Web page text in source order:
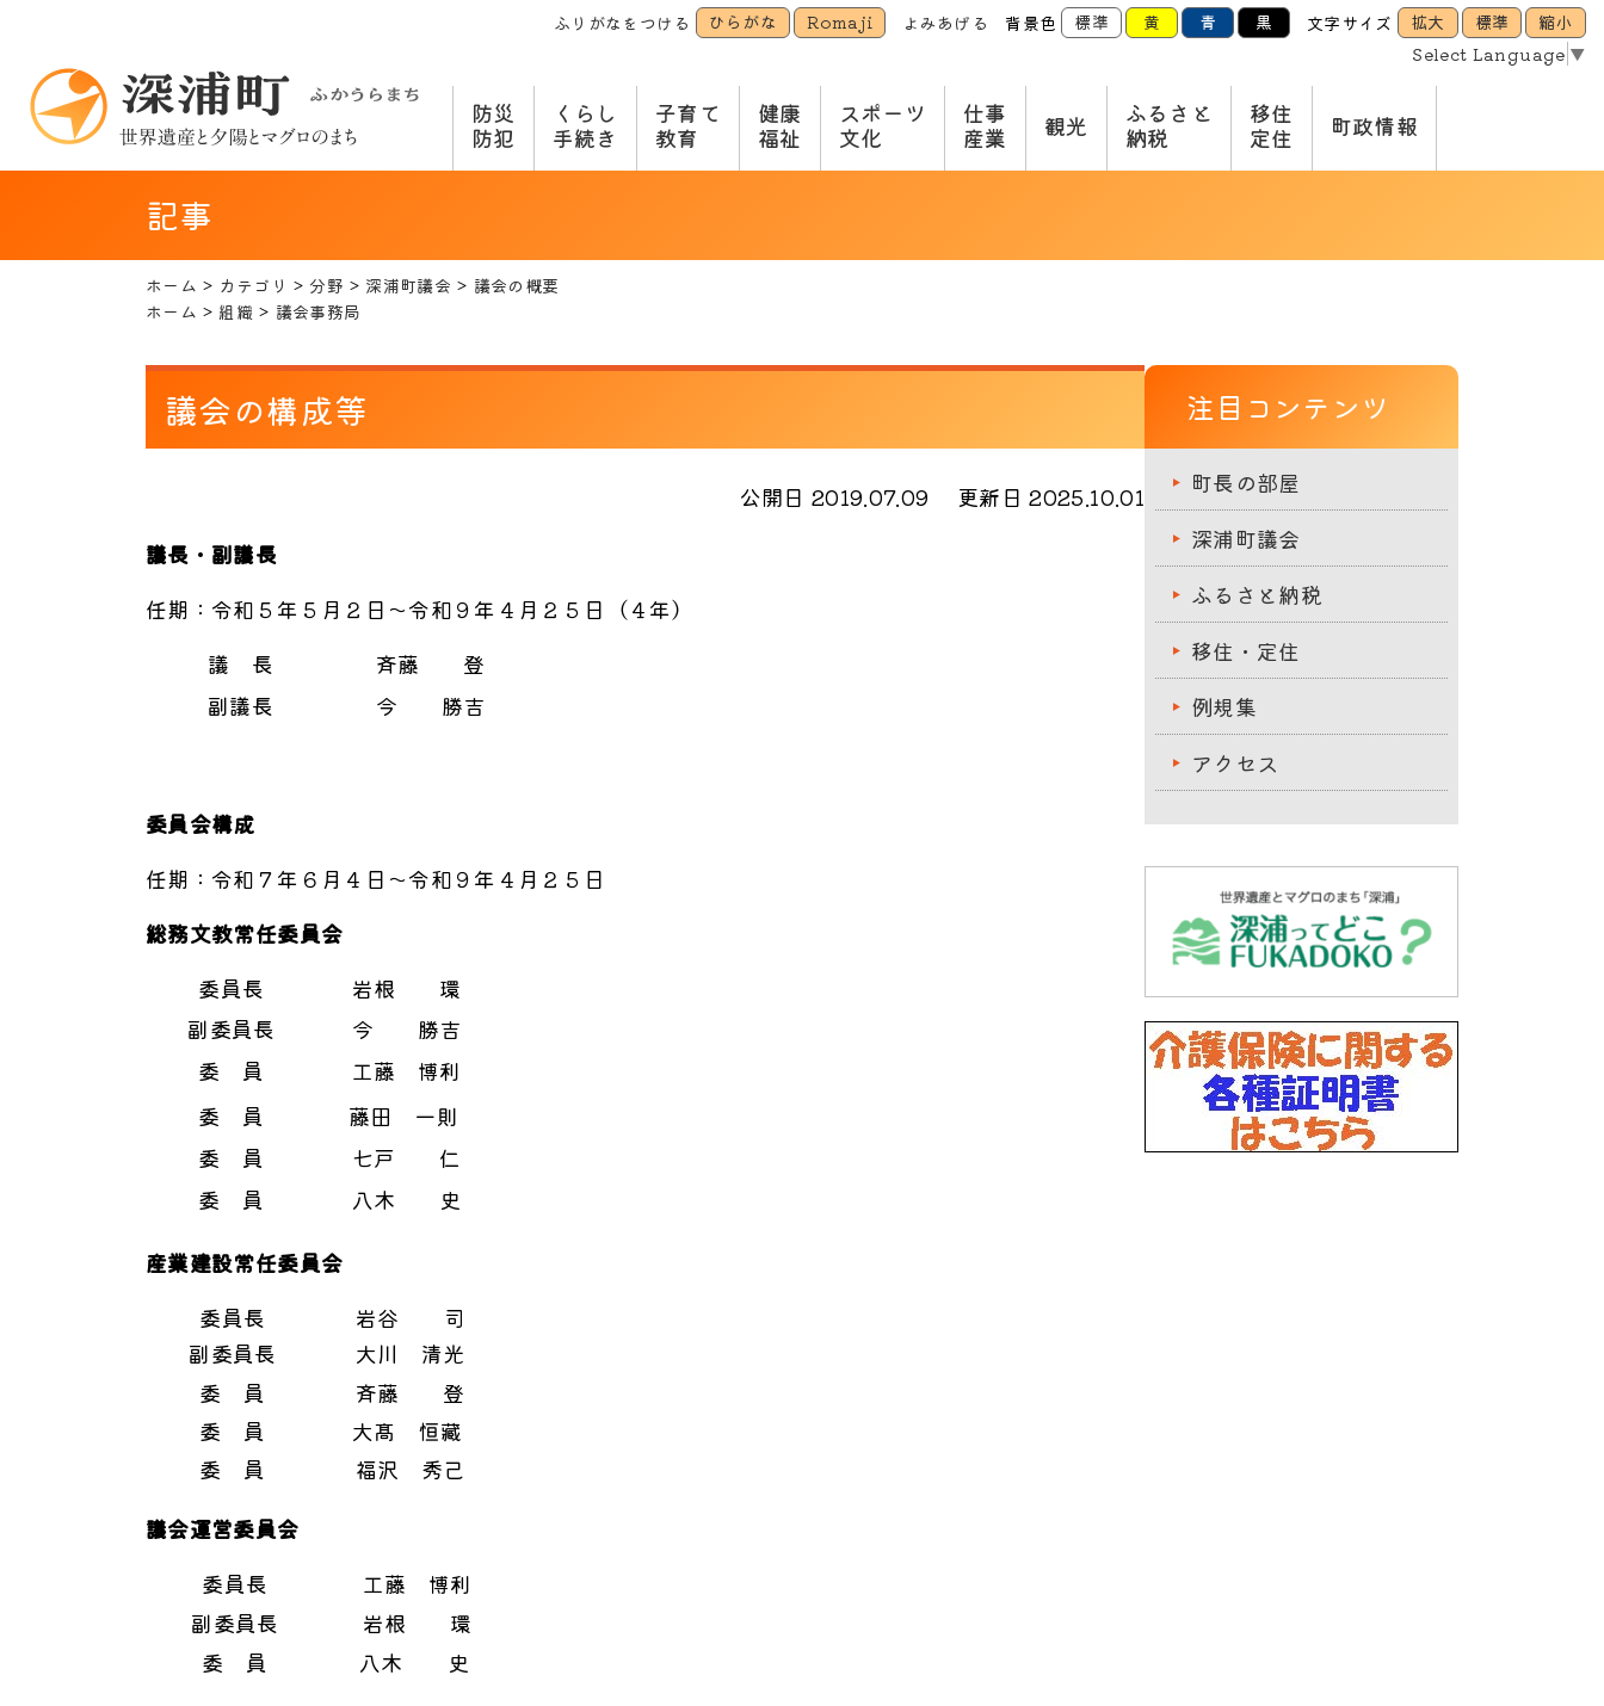
ふりがなをつける ひらがな Romaji よみあげる 背景色 標準 黄 青 黒 文字サイズ 拡大 標準
縮小
Select Language ▼
防災
防犯
くらし
手続き
子育て
教育
健康
福祉
スポーツ
文化
仕事
産業
観光
ふるさと
納税
移住
定住
町政情報
記事
ホーム カテゴリ 分野 深浦町議会
議会の概要
ホーム
組織 議会事務局
議会の構成等
公開日 2019.07.09
更新日 2025.10.01
議長・副議長
任期：令和５年５月２日～令和９年４月２５日（４年）
議 長
斉藤 登
副議長
今 勝吉
委員会構成
任期：令和７年６月４日～令和９年４月２５日
総務文教常任委員会
委員長
岩根 環
副委員長
今 勝吉
委 員
工藤 博利
委 員
藤田 一則
委 員
七戸 仁
委 員
八木 史
産業建設常任委員会
委員長
岩谷 司
副委員長
大川 清光
委 員
斉藤 登
委 員
大髙 恒藏
委 員
福沢 秀己
議会運営委員会
委員長
工藤 博利
副委員長
岩根 環
委 員
八木 史
注目コンテンツ
町長の部屋
深浦町議会
ふるさと納税
移住・定住
例規集
アクセス